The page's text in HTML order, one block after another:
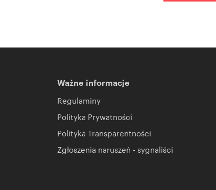
Ważne informacje
Regulaminy
Polityka Prywatności
Polityka Transparentności
Zgłoszenia naruszeń - sygnaliści